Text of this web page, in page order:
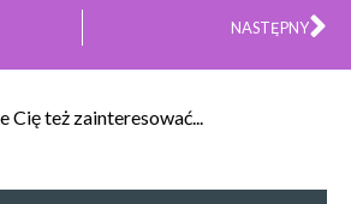
NASTĘPNY
Cię też zainteresować...